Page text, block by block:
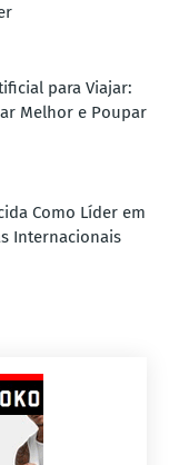
para Viajar:
Melhor e Poupar
Como Líder em
Internacionais